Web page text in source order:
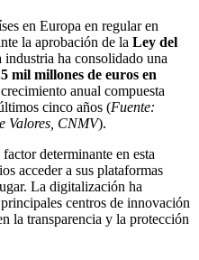
en Europa en regular en
la aprobación de la Ley del
industria ha consolidado una
mil millones de euros en
anual compuesta
cinco años (Fuente:
Valores, CNMV).
determinante en esta
acceder a sus plataformas
La digitalización ha
centros de innovación
la transparencia y la protección